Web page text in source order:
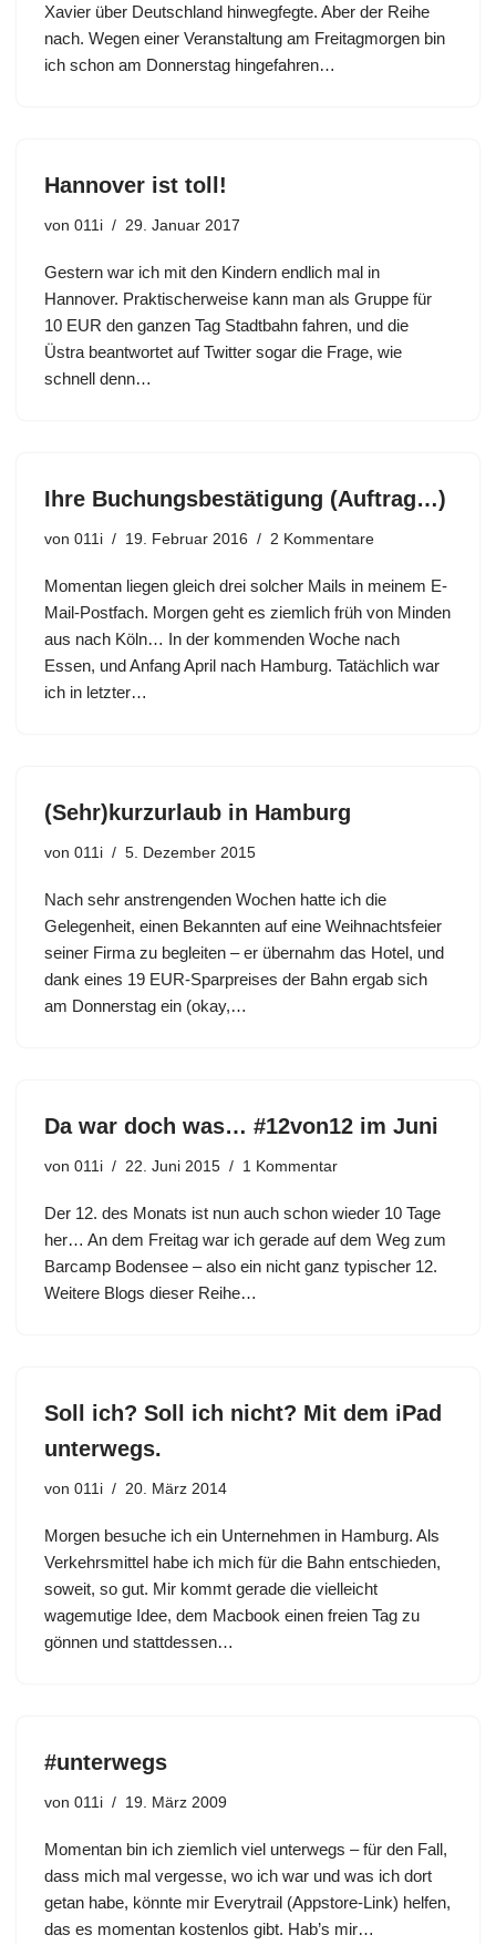
Xavier über Deutschland hinwegfegte. Aber der Reihe
nach. Wegen einer Veranstaltung am Freitagmorgen bin
ich schon am Donnerstag hingefahren…
Hannover ist toll!
von 011i 29. Januar 2017
Gestern war ich mit den Kindern endlich mal in
Hannover. Praktischerweise kann man als Gruppe für
10 EUR den ganzen Tag Stadtbahn fahren, und die
Üstra beantwortet auf Twitter sogar die Frage, wie
schnell denn…
Ihre Buchungsbestätigung (Auftrag…)
von 011i 19. Februar 2016 2 Kommentare
Momentan liegen gleich drei solcher Mails in meinem E-
Mail-Postfach. Morgen geht es ziemlich früh von Minden
aus nach Köln… In der kommenden Woche nach
Essen, und Anfang April nach Hamburg. Tatächlich war
ich in letzter…
(Sehr)kurzurlaub in Hamburg
von 011i 5. Dezember 2015
Nach sehr anstrengenden Wochen hatte ich die
Gelegenheit, einen Bekannten auf eine Weihnachtsfeier
seiner Firma zu begleiten – er übernahm das Hotel, und
dank eines 19 EUR-Sparpreises der Bahn ergab sich
am Donnerstag ein (okay,…
Da war doch was… #12von12 im Juni
von 011i 22. Juni 2015 1 Kommentar
Der 12. des Monats ist nun auch schon wieder 10 Tage
her… An dem Freitag war ich gerade auf dem Weg zum
Barcamp Bodensee – also ein nicht ganz typischer 12.
Weitere Blogs dieser Reihe…
Soll ich? Soll ich nicht? Mit dem iPad
unterwegs.
von 011i 20. März 2014
Morgen besuche ich ein Unternehmen in Hamburg. Als
Verkehrsmittel habe ich mich für die Bahn entschieden,
soweit, so gut. Mir kommt gerade die vielleicht
wagemutige Idee, dem Macbook einen freien Tag zu
gönnen und stattdessen…
#unterwegs
von 011i 19. März 2009
Momentan bin ich ziemlich viel unterwegs – für den Fall,
dass mich mal vergesse, wo ich war und was ich dort
getan habe, könnte mir Everytrail (Appstore-Link) helfen,
das es momentan kostenlos gibt. Hab’s mir…